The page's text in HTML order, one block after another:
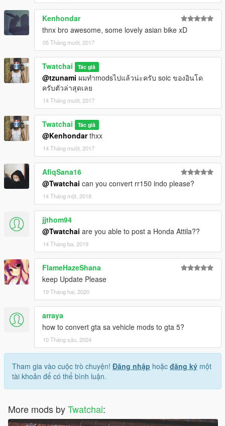
Kenhondar
thnx bro awesome, some lovely asian bike xD
05 Tháng mười, 2017
Twatchai Tác giả
@tzunami ผมทำmodsไปแล้วน่ะครับ soic ของอินโด
ครับตัวล่าสุดเลย
14 Tháng mười, 2017
Twatchai Tác giả
@Kenhondarthxx
14 Tháng mười, 2017
AfiqSana16
@Twatchai can you convert rr150 indo please?
14 Tháng một, 2018
jjthom94
@Twatchai are you able to post a Honda Attila??
14 Tháng ba, 2019
FlameHazeShana
keep Update Please
19 Tháng hai, 2020
arraya
how to convert gta sa vehicle mods to gta 5?
10 Tháng sáu, 2024
Tham gia vào cuộc trò chuyện! Đăng nhập hoặc đăng ký một
tài khoản để có thể bình luận.
More mods byTwatchai: